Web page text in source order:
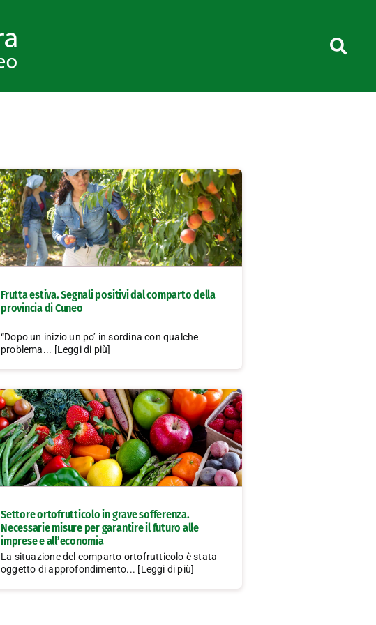
Frutta estiva. Segnali positivi dal comparto della
provincia di Cuneo
“Dopo un inizio un po’ in sordina con qualche
problema... [Leggi di più]
Settore ortofrutticolo in grave sofferenza.
Necessarie misure per garantire il futuro alle
imprese e all’economia
La situazione del comparto ortofrutticolo è stata
oggetto di approfondimento... [Leggi di più]